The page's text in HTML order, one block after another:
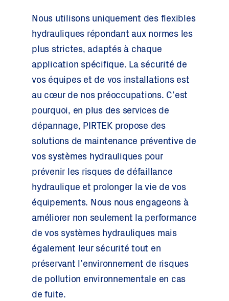
Nous utilisons uniquement des flexibles
hydrauliques répondant aux normes les
plus strictes, adaptés à chaque
application spécifique. La sécurité de
vos équipes et de vos installations est
au cœur de nos préoccupations. C’est
pourquoi, en plus des services de
dépannage, PIRTEK propose des
solutions de maintenance préventive de
vos systèmes hydrauliques pour
prévenir les risques de défaillance
hydraulique et prolonger la vie de vos
équipements. Nous nous engageons à
améliorer non seulement la performance
de vos systèmes hydrauliques mais
également leur sécurité tout en
préservant l’environnement de risques
de pollution environnementale en cas
de fuite.